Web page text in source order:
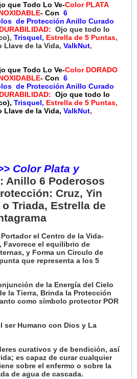
que Todo Lo Ve-Color PLATA
- Con6
de Protección Anillo Curado
Ojo que todo lo
Trisquel, Estrella de 5 Puntas,
Llave de la Vida,ValkNut,
que Todo Lo Ve-Color DORADO
- Con6
de Protección Anillo Curado
Ojo que todo lo
Trisquel, Estrella de 5 Puntas,
Llave de la Vida,ValkNut,
Color Plata y
: Anillo 6 Poderosos
Cruz, Yin
Triada, Estrella de
el Centro de la Vida-
Favorece el equilibrio de
y Forma un Circulo de
que representa a los 5
de la Energía del Cielo
la Tierra, Brinda la Protección
como símbolo protector POR
ser Humano con Dios y La
curativos y de bendición, así
es capaz de curar cualquier
sobre el enfermo o sobre la
de agua de cascada.